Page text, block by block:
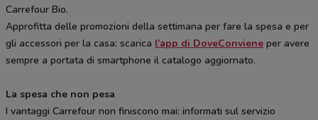
Carrefour Bio.
Approfitta delle promozioni della settimana per fare la spesa e per
gli accessori per la casa: scarica l’app di DoveConviene per avere
sempre a portata di smartphone il catalogo aggiornato.
La spesa che non pesa
I vantaggi Carrefour non finiscono mai: informati sul servizio